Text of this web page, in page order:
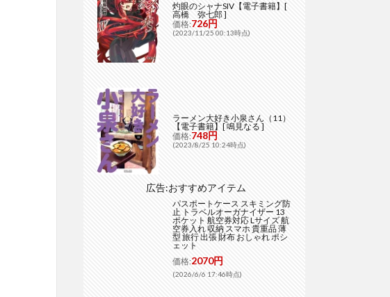
灼眼のシャナSIV【電子書籍】[
高橋 弥七郎 ]
価格:726円
(2023/11/25 00:13時点)
ラーメン大好き小泉さん（11）
【電子書籍】[ 鳴見なる ]
価格:748円
(2023/8/25 10:24時点)
広告:おすすめアイテム
パスポートケース スキミング防
止 トラベルオーガナイザー 13
ポケット 航空券対応 Lサイズ 航
空券入れ 収納 スマホ 貴重品 薄
型 旅行 出張 財布 おしゃれ ポシ
ェット
価格:2070円
(2026/6/6 17:46時点)